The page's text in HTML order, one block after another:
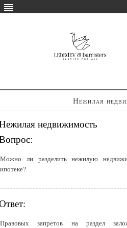
Нежилая
недвижимость
Можно ли разделить нежилую
ипотеке?
Правовых запретов на раздел